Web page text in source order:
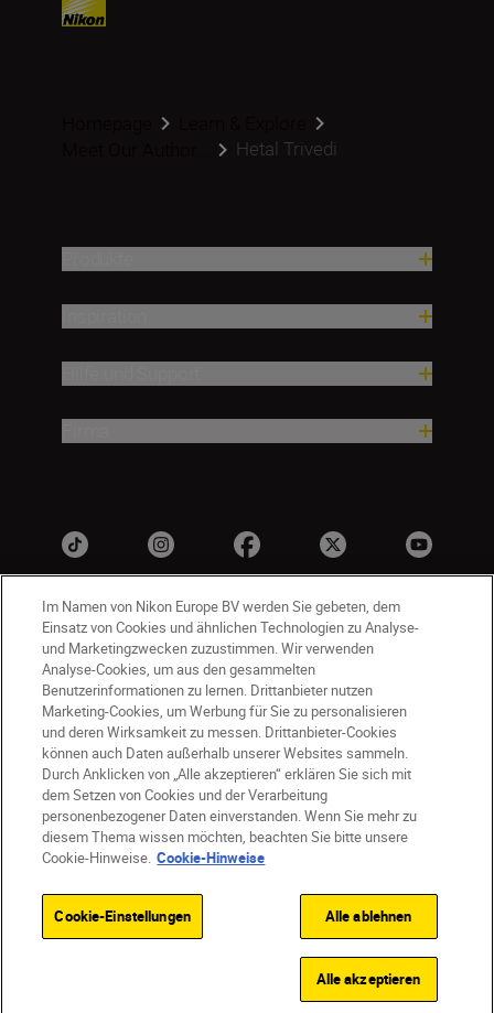
Hetal Trivedi
CH Nikon Sites
Kontaktieren Sie uns
Datenschutzhinweis
Nutzungsbedingungen
Geschäftsbedingungen des Nikon Stores
Cookie-Hinweise
Barrierefreiheit
Cookie-Einstellungen
© 2026 Nikon
SKIP
Im Namen von Nikon Europe BV werden Sie gebeten, dem
Einsatz von Cookies und ähnlichen Technologien zu Analyse-
und Marketingzwecken zuzustimmen. Wir verwenden
Analyse-Cookies, um aus den gesammelten
Benutzerinformationen zu lernen. Drittanbieter nutzen
Marketing-Cookies, um Werbung für Sie zu personalisieren
und deren Wirksamkeit zu messen. Drittanbieter-Cookies
können auch Daten außerhalb unserer Websites sammeln.
Durch Anklicken von „Alle akzeptieren“ erklären Sie sich mit
dem Setzen von Cookies und der Verarbeitung
personenbezogener Daten einverstanden. Wenn Sie mehr zu
diesem Thema wissen möchten, beachten Sie bitte unsere
Cookie-Hinweise. Cookie-Hinweise
Cookie-Einstellungen Alle ablehnen
Alle akzeptieren